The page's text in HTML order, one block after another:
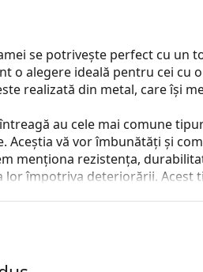
se potrivește perfect cu un
o alegere ideală pentru cei
realizată din metal, care își
au cele mai comune
Aceștia vă vor îmbunătăți și
menționa rezistența,
lor împotriva deteriorării. Acest
permit o ușoară
forma nasului și vor oferi
cauzată de un tratament